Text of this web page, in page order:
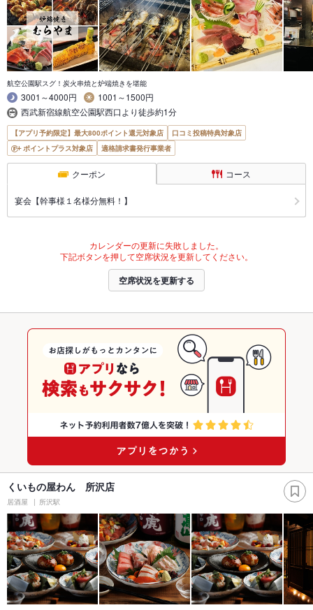
航空公園駅スグ！炭火串焼と炉端焼きを堪能
3001～4000円
1001～1500円
西武新宿線航空公園駅西口より徒歩約1分
【アプリ予約限定】最大800ポイント還元対象店
口コミ投稿特典対象店
ポイントプラス対象店
適格請求書発行事業者
クーポン コース
宴会【幹事様１名様分無料！】
カレンダーの更新に失敗しました。
下記ボタンを押して空席状況を更新してください。
空席状況を更新する
くいもの屋わん 所沢店
居酒屋 所沢駅